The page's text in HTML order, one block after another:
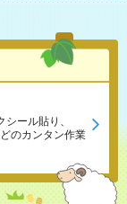
ール貼り、
のカンタン作業